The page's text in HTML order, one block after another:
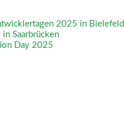
2025 in Bielefeld
Saarbrücken
Day 2025